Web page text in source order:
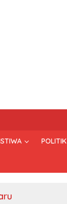
POLITIK